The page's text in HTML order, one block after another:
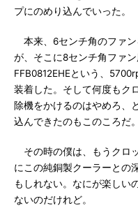
プにのめり込んでいった。
本来、6センチ角のファ
が、そこに8センチ角ファ
FFB0812EHEという、
装着した。そして何度もク
除機をかけるのはやめろ、
込んできたのもこのころだ。
その時の僕は、もうクロ
にこの純銅製クーラーとの
もしれない。なにが楽しい
ないのだけれど。